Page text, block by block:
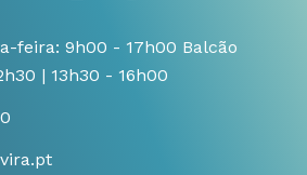
feira: 9h00 - 17h00 Balcão
| 13h30 - 16h00